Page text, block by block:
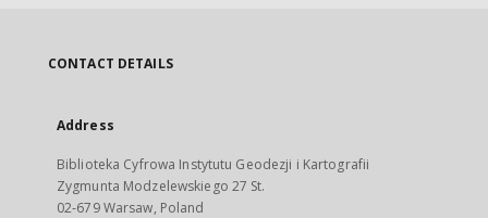
CONTACT DETAILS
Address
Biblioteka Cyfrowa Instytutu Geodezji i Kartografii
Zygmunta Modzelewskiego 27 St.
02-679 Warsaw, Poland